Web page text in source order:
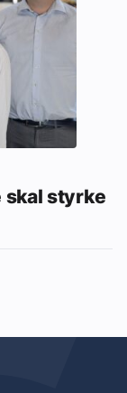
skal styrke